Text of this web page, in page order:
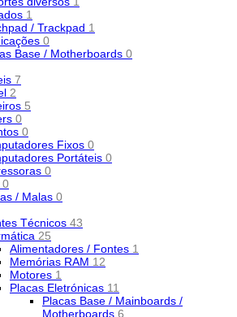
1
/ Trackpad 1
0
Base / Motherboards 0
7
2
5
0
0
Fixos 0
Portáteis 0
0
0
/ Malas 0
Técnicos 43
25
Alimentadores / Fontes 1
Memórias RAM 12
Motores 1
Placas Eletrónicas 11
Placas Base / Mainboards /
Motherboards 6